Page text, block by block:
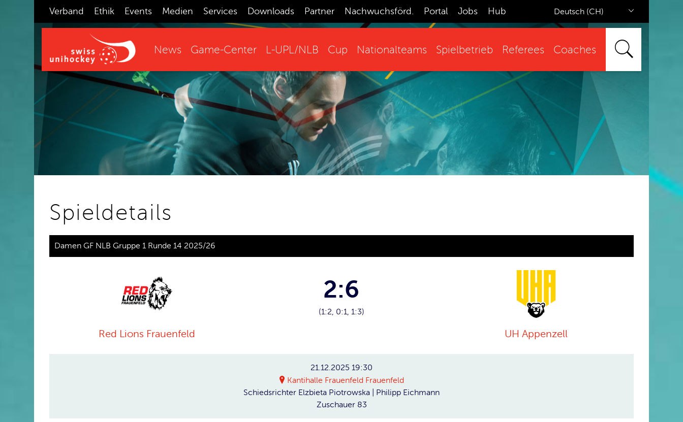
Verband Ethik Events Medien Services Downloads Partner Nachwuchsförd. Portal Jobs Hub Deutsch (CH)
News Game-Center L-UPL/NLB Cup Nationalteams Spielbetrieb Referees Coaches
Spieldetails
Damen GF NLB Gruppe 1 Runde 14 2025/26
Red Lions Frauenfeld
2:6
(1:2, 0:1, 1:3)
UH Appenzell
21.12.2025 19:30
Kantihalle Frauenfeld Frauenfeld
Schiedsrichter Elzbieta Piotrowska | Philipp Eichmann
Zuschauer 83